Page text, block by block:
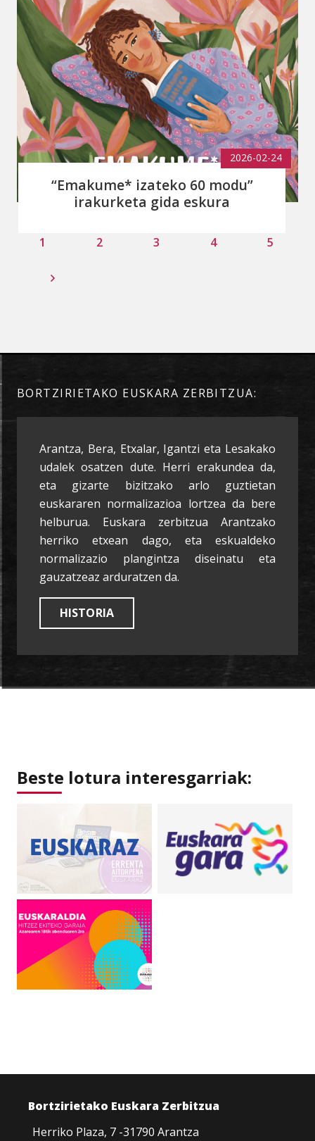
2026-02-24
“Emakume* izateko 60 modu”
irakurketa gida eskura
1 2 3 4 5
BORTZIRIETAKO EUSKARA ZERBITZUA:
Arantza, Bera, Etxalar, Igantzi eta Lesakako
udalek osatzen dute. Herri erakundea da,
eta gizarte bizitzako arlo guztietan
euskararen normalizazioa lortzea da bere
helburua. Euskara zerbitzua Arantzako
herriko etxean dago, eta eskualdeko
normalizazio plangintza diseinatu eta
gauzatzeaz arduratzen da.
HISTORIA
Beste lotura interesgarriak:
Bortzirietako Euskara Zerbitzua
Herriko Plaza, 7 -31790 Arantza